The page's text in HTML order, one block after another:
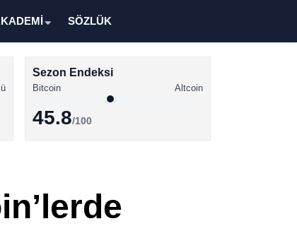
SÖZLÜK
Sezon Endeksi
Bitcoin Altcoin
45.8/100